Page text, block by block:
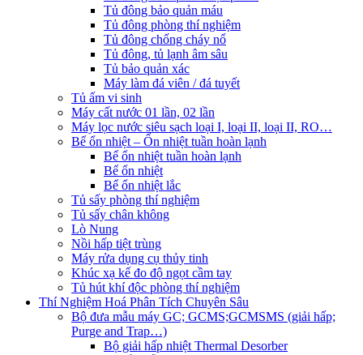
Tủ đông bảo quản máu
Tủ đông phòng thí nghiệm
Tủ đông chống cháy nổ
Tủ đông, tủ lạnh âm sâu
Tủ bảo quản xác
Máy làm đá viên / đá tuyết
Tủ ấm vi sinh
Máy cất nước 01 lần, 02 lần
Máy lọc nước siêu sạch loại I, loại II, loại II, RO…
Bể ổn nhiệt – Ổn nhiệt tuần hoàn lạnh
Bể ổn nhiệt tuần hoàn lạnh
Bể ổn nhiệt
Bể ổn nhiệt lắc
Tủ sấy phòng thí nghiệm
Tủ sấy chân không
Lò Nung
Nồi hấp tiệt trùng
Máy rửa dụng cụ thủy tinh
Khúc xạ kế đo độ ngọt cầm tay
Tủ hút khí độc phòng thí nghiệm
Thí Nghiệm Hoá Phân Tích Chuyên Sâu
Bộ đưa mẫu máy GC; GCMS;GCMSMS (giải hấp;
Purge and Trap…)
Bộ giải hấp nhiệt Thermal Desorber